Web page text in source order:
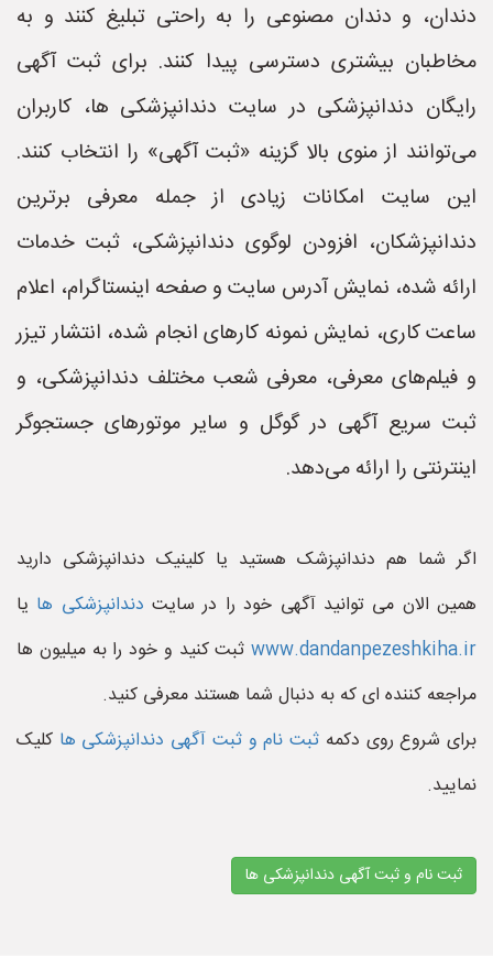
دندان، و دندان مصنوعی را به راحتی تبلیغ کنند و به
مخاطبان بیشتری دسترسی پیدا کنند. برای ثبت آگهی
رایگان دندانپزشکی در سایت دندانپزشکی ها، کاربران
می‌توانند از منوی بالا گزینه «ثبت آگهی» را انتخاب کنند.
این سایت امکانات زیادی از جمله معرفی برترین
دندانپزشکان، افزودن لوگوی دندانپزشکی، ثبت خدمات
ارائه شده، نمایش آدرس سایت و صفحه اینستاگرام، اعلام
ساعت کاری، نمایش نمونه کارهای انجام شده، انتشار تیزر
و فیلم‌های معرفی، معرفی شعب مختلف دندانپزشکی، و
ثبت سریع آگهی در گوگل و سایر موتورهای جستجوگر
اینترنتی را ارائه می‌دهد.
اگر شما هم دندانپزشک هستید یا کلینیک دندانپزشکی دارید
همین الان می توانید آگهی خود را در سایت دندانپزشکی ها یا
www.dandanpezeshkiha.ir ثبت کنید و خود را به میلیون ها
مراجعه کننده ای که به دنبال شما هستند معرفی کنید.
برای شروع روی دکمه ثبت نام و ثبت آگهی دندانپزشکی ها کلیک
نمایید.
ثبت نام و ثبت آگهی دندانپزشکی ها